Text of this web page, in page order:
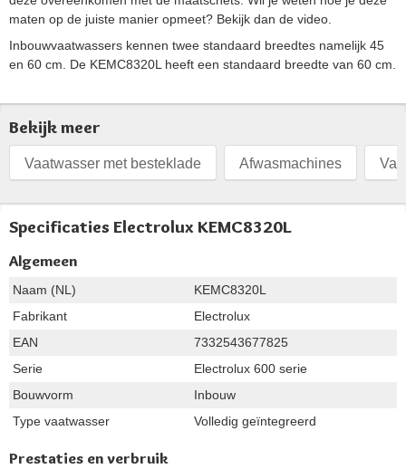
maten op de juiste manier opmeet? Bekijk dan de video.
Inbouwvaatwassers kennen twee standaard breedtes namelijk 45
en 60 cm. De KEMC8320L heeft een standaard breedte van 60 cm.
Bekijk meer
Vaatwasser met besteklade Afwasmachines
Specificaties Electrolux KEMC8320L
Algemeen
Naam (NL)
KEMC8320L
Fabrikant
Electrolux
EAN
7332543677825
Serie
Electrolux 600 serie
Bouwvorm
Inbouw
Type vaatwasser
Volledig geïntegreerd
Prestaties en verbruik